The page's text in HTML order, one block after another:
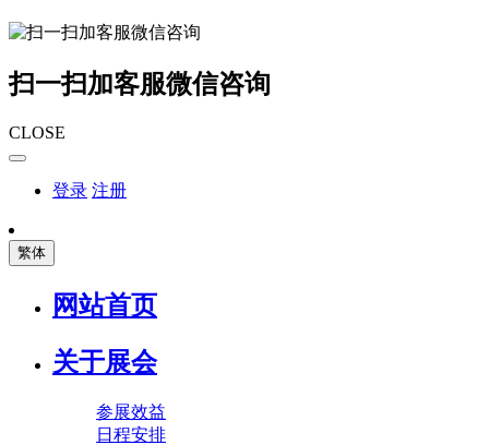
扫一扫加客服微信咨询
CLOSE
登录 注册
繁体
网站首页
关于展会
参展效益
日程安排